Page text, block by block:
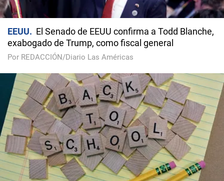
EEUU
El Senado de EEUU confirma a Todd Blanche,
exabogado de Trump, como fiscal general
Por REDACCIÓN/Diario Las Américas